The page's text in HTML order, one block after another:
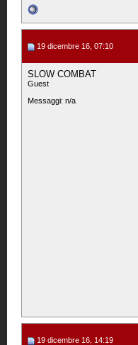
19 dicembre 16, 07:10
SLOW COMBAT
Guest
Messaggi: n/a
19 dicembre 16, 14:19